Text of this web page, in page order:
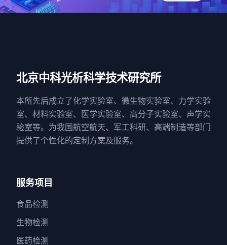
北京中科光析科学技术研究所
本所先后成立了化学实验室、微生物实验室、力学实验
室、材料实验室、医学实验室、高分子实验室、声学实
验室等。为我国航空航天、军工科研、高端制造等部门
提供了个性化的定制方案及服务。
服务项目
食品检测
生物检测
医药检测